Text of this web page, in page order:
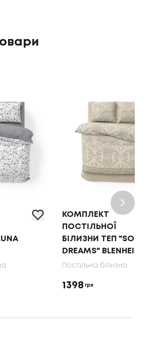
КОМПЛЕКТ
ПОСТІЛЬНОЇ
БІЛИЗНИ ТЕП "SOFT
DREAMS" BLENHEIM
Постільна білизна
1398 грн